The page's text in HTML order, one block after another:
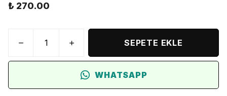
₺ 270.00
SEPETE EKLE
WHATSAPP